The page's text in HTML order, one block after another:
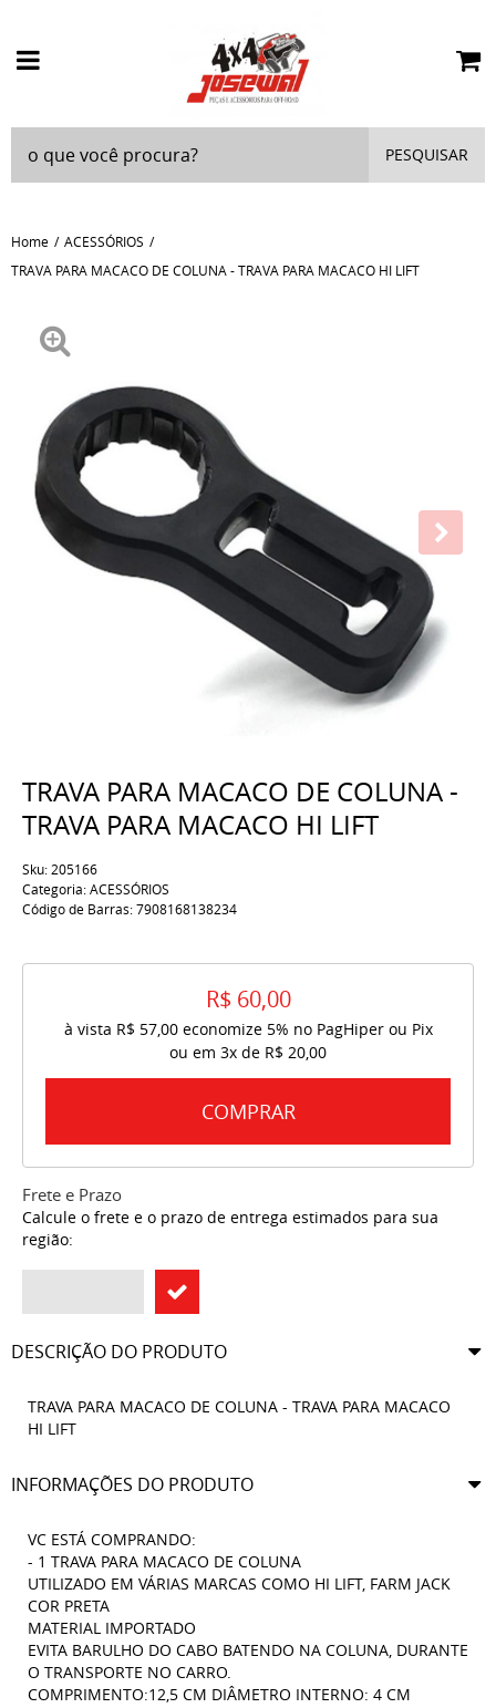
PESQUISAR
Home
ACESSÓRIOS
TRAVA PARA MACACO DE COLUNA - TRAVA PARA MACACO HI LIFT
TRAVA PARA MACACO DE COLUNA -
TRAVA PARA MACACO HI LIFT
Sku:205166
Categoria:ACESSÓRIOS
Código de Barras:7908168138234
R$ 60,00
à vista R$ 57,00economize 5% no PagHiper ou Pix
ou em 3x de R$ 20,00
COMPRAR
Frete e Prazo
Calcule o frete e o prazo de entrega estimados para sua
região:
DESCRIÇÃO DO PRODUTO
TRAVA PARA MACACO DE COLUNA - TRAVA PARA MACACO
HI LIFT
INFORMAÇÕES DO PRODUTO
VC ESTÁ COMPRANDO:
- 1 TRAVA PARA MACACO DE COLUNA
UTILIZADO EM VÁRIAS MARCAS COMO HI LIFT, FARM JACK
COR PRETA
MATERIAL IMPORTADO
EVITA BARULHO DO CABO BATENDO NA COLUNA, DURANTE
O TRANSPORTE NO CARRO.
COMPRIMENTO:12,5 CM DIÂMETRO INTERNO: 4 CM